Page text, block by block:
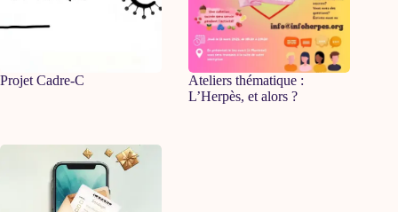
Projet Cadre-C
Ateliers thématique :
L’Herpès, et alors ?